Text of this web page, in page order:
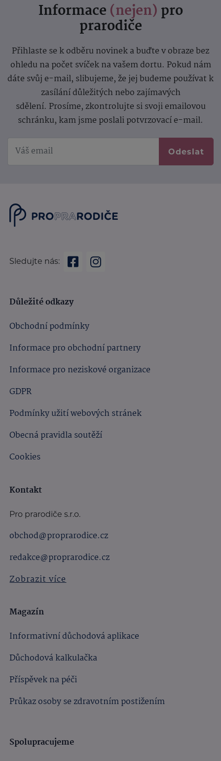
Informace (nejen) pro
prarodiče
Přihlaste se k odběru novinek a buďte v obraze bez
ohledu na počet svíček na vašem dortu. Pokud nám
dáte svůj e-mail, slibujeme, že jej budeme používat k
zasílání důležitých nebo zajímavých
sdělení. Prosíme, zkontrolujte si svoji emailovou
schránku, kam jsme poslali potvrzovací e-mail.
Odeslat
Sledujte nás:
Důležité odkazy
Obchodní podmínky
Informace pro obchodní partnery
Informace pro neziskové organizace
GDPR
Podmínky užití webových stránek
Obecná pravidla soutěží
Cookies
Kontakt
Pro prarodiče s.r.o.
obchod@proprarodice.cz
redakce@proprarodice.cz
Zobrazit více
Magazín
Informativní důchodová aplikace
Důchodová kalkulačka
Příspěvek na péči
Průkaz osoby se zdravotním postižením
Spolupracujeme